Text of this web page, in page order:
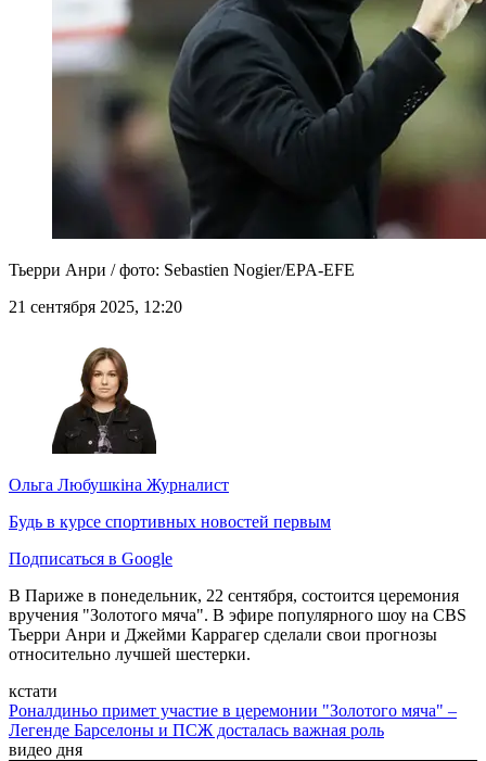
Тьерри Анри / фото: Sebastien Nogier/EPA-EFE
21 сентября 2025, 12:20
Ольга Любушкіна Журналист
Будь в курсе спортивных новостей первым
Подписаться в Google
В Париже в понедельник, 22 сентября, состоится церемония
вручения "Золотого мяча". В эфире популярного шоу на CBS
Тьерри Анри и Джейми Каррагер сделали свои прогнозы
относительно лучшей шестерки.
кстати
Роналдиньо примет участие в церемонии "Золотого мяча" –
Легенде Барселоны и ПСЖ досталась важная роль
видео дня